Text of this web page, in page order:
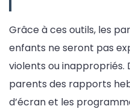
Grâce à ces outils, les
enfants ne seront pas
violents ou inappropriés.
parents des rapports
d’écran et les